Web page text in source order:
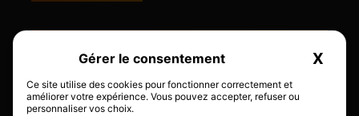
Ce site utilise des cookies pour fonctionner correctement et
améliorer votre expérience. Vous pouvez accepter, refuser ou
personnaliser vos choix.
X
Magasin Mouriès